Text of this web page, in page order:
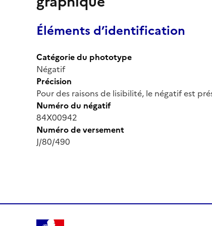
Éléments d’identification
Catégorie du phototype
Négatif
Précision
Pour des raisons de lisibilité, le négatif est
Numéro du négatif
84X00942
Numéro de versement
J/80/490